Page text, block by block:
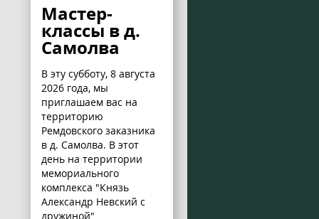
Мастер-
классы в д.
Самолва
В эту субботу, 8 августа
2026 года, мы
приглашаем вас на
территорию
Ремдовского заказника
в д. Самолва. В этот
день на территории
мемориального
комплекса "Князь
Александр Невский с
дружиной"